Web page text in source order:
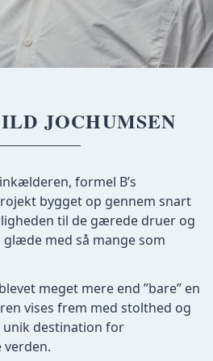
JOCHUMSEN
formel B’s
bygget op gennem snart
til de gærede druer og
med så mange som
meget mere end ”bare” en
vises frem med stolthed og
unik destination for